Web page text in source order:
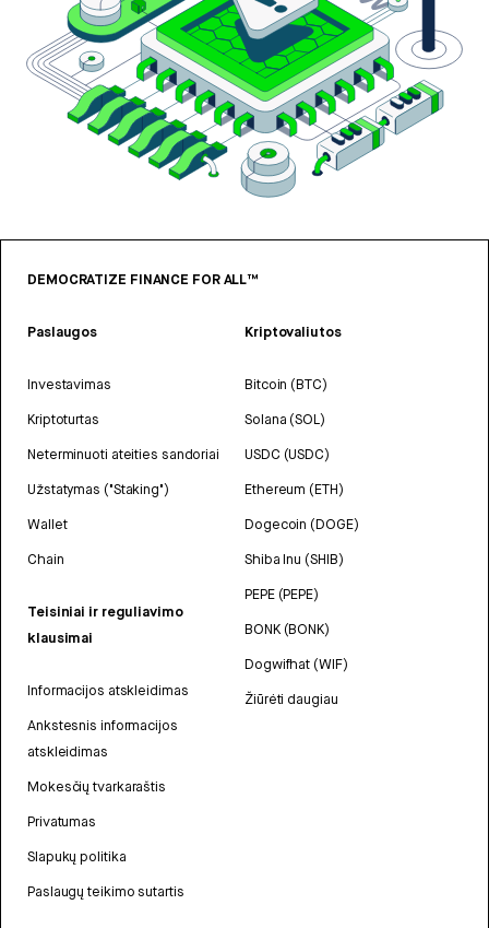
DEMOCRATIZE FINANCE FOR ALL™
Paslaugos
Investavimas
Kriptoturtas
Neterminuoti ateities sandoriai
Užstatymas ("Staking")
Wallet
Chain
Teisiniai ir reguliavimo
klausimai
Informacijos atskleidimas
Ankstesnis informacijos
atskleidimas
Mokesčių tvarkaraštis
Privatumas
Slapukų politika
Paslaugų teikimo sutartis
Kriptovaliutos
Bitcoin (BTC)
Solana (SOL)
USDC (USDC)
Ethereum (ETH)
Dogecoin (DOGE)
Shiba Inu (SHIB)
PEPE (PEPE)
BONK (BONK)
Dogwifhat (WIF)
Žiūrėti daugiau